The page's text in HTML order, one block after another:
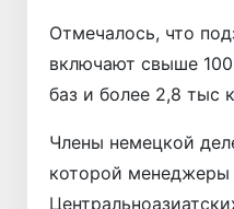
Отмечалось, что
включают свыше
баз и более 2,8 тыс
Члены немецкой
которой